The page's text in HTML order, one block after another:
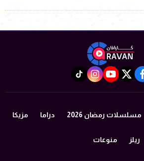
facebook
twitter
youtube
instagram
tiktok
مسلسلات رمضان 2026 دراما مزيكا
ريلز منوعات